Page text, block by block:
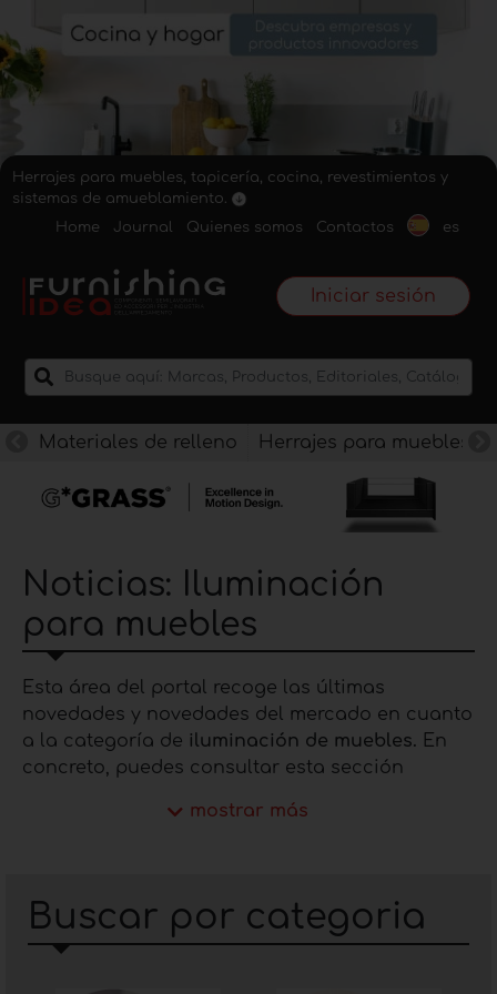
Herrajes para muebles, tapicería, cocina, revestimientos y
sistemas de amueblamiento.
Home
Journal Quienes somos Contactos es
Iniciar sesión
Materiales de relleno Herrajes para muebles
Noticias: Iluminación
para muebles
Esta área del portal recoge las últimas
novedades y novedades del mercado en cuanto
a la categoría de iluminación de muebles. En
concreto, puedes consultar esta sección
decoración, conocer las últimas novedades de
de
incluye una serie de
soluciones comoiluminación para librerías,
iluminación para cocinas modernas, lámparas
mostrar más
Buscar por categoria